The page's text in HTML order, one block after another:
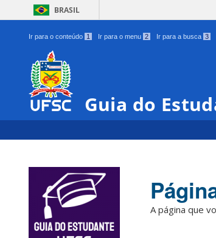
BRASIL
Ir para o conteúdo 1 Ir para o menu 2 Ir para a busca 3
Guia do
A página que